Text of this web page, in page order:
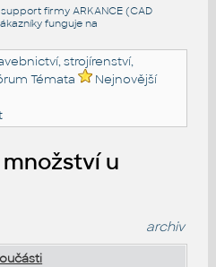
firmy ARKANCE (CAD
funguje na
strojírenství,
Témata
Nejnovější
u
archiv